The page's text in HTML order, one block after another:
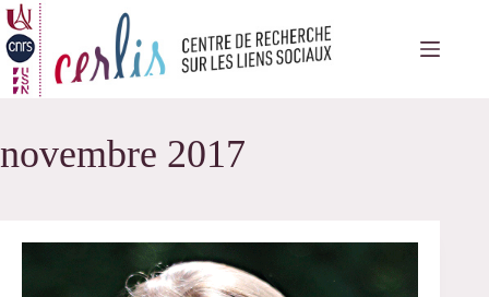
Passer
au
contenu
novembre 2017